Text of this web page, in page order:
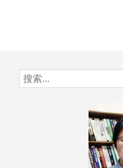
跳
至
搜
索：